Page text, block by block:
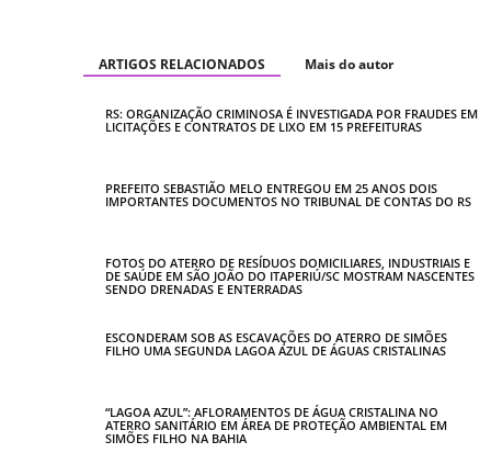
ARTIGOS RELACIONADOS Mais do autor
RS: ORGANIZAÇÃO CRIMINOSA É INVESTIGADA POR FRAUDES EM
LICITAÇÕES E CONTRATOS DE LIXO EM 15 PREFEITURAS
PREFEITO SEBASTIÃO MELO ENTREGOU EM 25 ANOS DOIS
IMPORTANTES DOCUMENTOS NO TRIBUNAL DE CONTAS DO RS
FOTOS DO ATERRO DE RESÍDUOS DOMICILIARES, INDUSTRIAIS E
DE SAÚDE EM SÃO JOÃO DO ITAPERIÚ/SC MOSTRAM NASCENTES
SENDO DRENADAS E ENTERRADAS
ESCONDERAM SOB AS ESCAVAÇÕES DO ATERRO DE SIMÕES
FILHO UMA SEGUNDA LAGOA AZUL DE ÁGUAS CRISTALINAS
“LAGOA AZUL”: AFLORAMENTOS DE ÁGUA CRISTALINA NO
ATERRO SANITÁRIO EM ÁREA DE PROTEÇÃO AMBIENTAL EM
SIMÕES FILHO NA BAHIA